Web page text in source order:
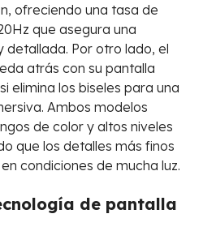
ofreciendo una tasa de
que asegura una
detallada. Por otro lado, el
atrás con su pantalla
elimina los biseles para una
Ambos modelos
de color y altos niveles
que los detalles más finos
condiciones de mucha luz.
de pantalla